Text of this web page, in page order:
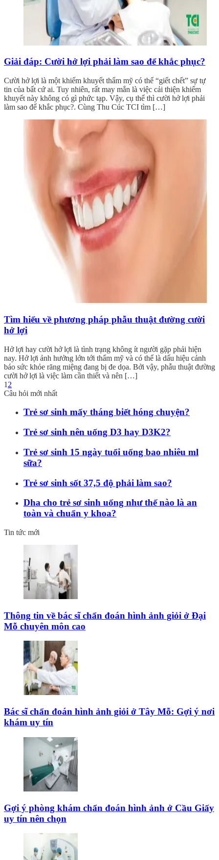
Giải đáp: Cười hở lợi phải làm sao để khắc phục?
Cười hở lợi là một khiếm khuyết thẩm mỹ có thể “giết chết” sự tự
tin của bất cứ ai. Tuy nhiên, rất may mắn là việc cải thiện khiếm
khuyết này không có gì phức tạp. Vậy, cụ thể thì cười hở lợi phải
làm sao để khắc phục?. Cùng Thu Cúc TCI tìm […]
Tìm hiểu về phương pháp phẫu thuật đường cười
hở lợi
Hở lợi hay cười hở lợi là tình trạng không ít người gặp phải hiện
nay. Hở lợi ảnh hưởng lớn tới thẩm mỹ và có thể là dấu hiệu cảnh
báo sức khỏe răng miệng đang bị đe dọa. Bởi vậy, phẫu thuật đường
cười hở lợi là việc làm cần thiết và nên […]
1 2
Câu hỏi mới nhất
Trẻ sơ sinh mấy tháng biết hóng chuyện?
Trẻ sơ sinh nên uống D3 hay D3K2?
Trẻ sơ sinh 15 ngày tuổi uống bao nhiêu ml
sữa?
Trẻ sơ sinh sốt 37,5 độ phải làm sao?
Dha cho trẻ sơ sinh uống như thế nào là an
toàn và chuẩn y khoa?
Tin tức mới
Thông tin về bác sĩ chẩn đoán hình ảnh giỏi ở Đại
Mỗ chuyên môn cao
Bác sĩ chẩn đoán hình ảnh giỏi ở Tây Mỗ: Gợi ý nơi
khám uy tín
Gợi ý phòng khám chẩn đoán hình ảnh ở Cầu Giấy
uy tín nên chọn